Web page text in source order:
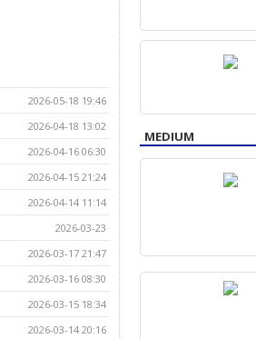
2026-05-18 19:46
2026-04-18 13:02
2026-04-16 06:30
2026-04-15 21:24
2026-04-14 11:14
2026-03-23
2026-03-17 21:47
2026-03-16 08:30
2026-03-15 18:34
2026-03-14 20:16
MEDIUM